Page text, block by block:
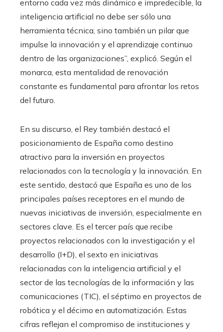
entorno cada vez más dinámico e impredecible, la
inteligencia artificial no debe ser sólo una
herramienta técnica, sino también un pilar que
impulse la innovación y el aprendizaje continuo
dentro de las organizaciones”, explicó. Según el
monarca, esta mentalidad de renovación
constante es fundamental para afrontar los retos
del futuro.
En su discurso, el Rey también destacó el
posicionamiento de España como destino
atractivo para la inversión en proyectos
relacionados con la tecnología y la innovación. En
este sentido, destacó que España es uno de los
principales países receptores en el mundo de
nuevas iniciativas de inversión, especialmente en
sectores clave. Es el tercer país que recibe
proyectos relacionados con la investigación y el
desarrollo (I+D), el sexto en iniciativas
relacionadas con la inteligencia artificial y el
sector de las tecnologías de la información y las
comunicaciones (TIC), el séptimo en proyectos de
robótica y el décimo en automatización. Estas
cifras reflejan el compromiso de instituciones y